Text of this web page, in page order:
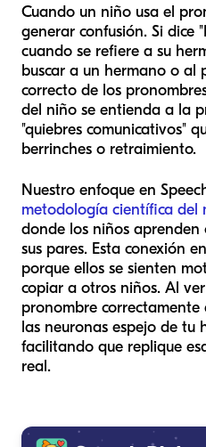
Cuando un niño usa el
generar confusión. Si dice
cuando se refiere a su
buscar a un hermano o al
correcto de los
del niño se entienda a la
"quiebres comunicativos"
berrinches o retraimiento.
Nuestro enfoque en
metodología científica del
donde los niños
sus pares. Esta conexión
porque ellos se sienten
copiar a otros niños. Al
pronombre
las neuronas espejo de tu
facilitando que replique
real.